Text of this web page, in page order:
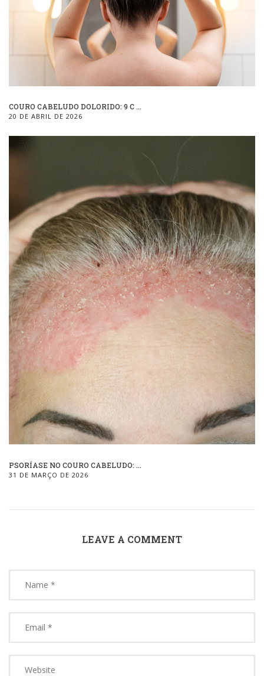
COURO CABELUDO DOLORIDO: 9 C ...
20 DE ABRIL DE 2026
PSORÍASE NO COURO CABELUDO: ...
31 DE MARÇO DE 2026
LEAVE A COMMENT